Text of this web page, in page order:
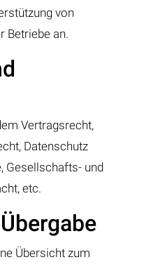
von
Betriebe an.
Vertragsrecht,
Datenschutz
Gesellschafts- und
etc.
Übersicht zum